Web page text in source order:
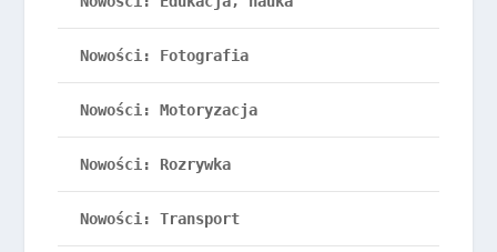
Nowości: Fotografia
Nowości: Motoryzacja
Nowości: Rozrywka
Nowości: Transport